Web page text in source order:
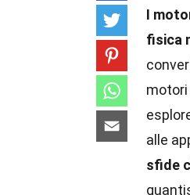
I
fisica
alle
sfide